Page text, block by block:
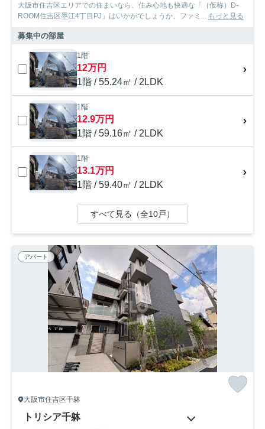
大阪市住吉区エリアでの住まいなら、住み心地も快適な「（仮称）D-
ROOM住吉区墨江4丁目PJ」はいかがでしょうか。ファミ... もっと見る
募集中の部屋
1階
12万円
1階 / 55.24㎡ / 2LDK
1階
12.9万円
1階 / 59.16㎡ / 2LDK
1階
13.1万円
1階 / 59.40㎡ / 2LDK
すべて見る（全10戸）
アパート
大阪市住吉区千躰
トリシア千躰